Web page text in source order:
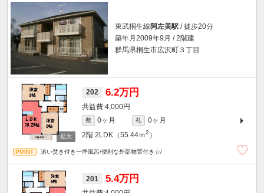
東武桐生線 阿左美駅 / 徒歩20分
築年月2009年9月 / 2階建
群馬県桐生市広沢町３丁目
202 6.2万円
4,000円
敷 0ヶ月 礼
0ヶ月
2階 2LDK（55.44ｍ2 ）
追い焚き付き一坪風呂/便利な外部物置付き☆/
201 5.4万円